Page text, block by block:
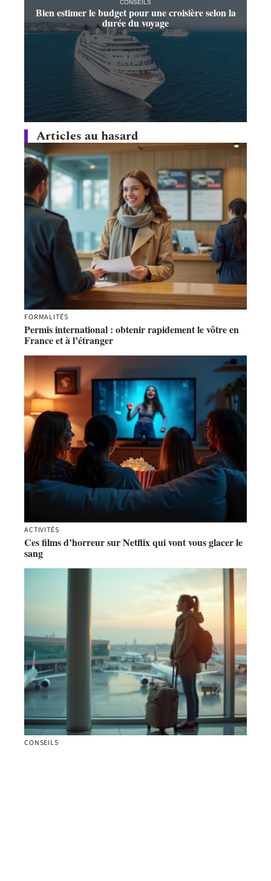
CONSEILS
Bien estimer le budget pour une croisière selon la
durée du voyage
Articles au hasard
FORMALITÉS
Permis international : obtenir rapidement le vôtre en
France et à l’étranger
ACTIVITÉS
Ces films d’horreur sur Netflix qui vont vous glacer le
sang
CONSEILS